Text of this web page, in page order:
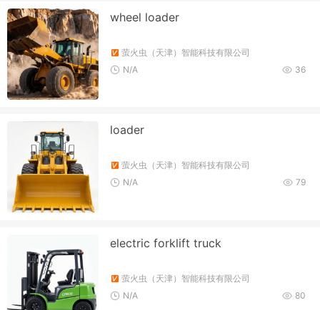
wheel loader
萤火虫（天津）智能科技有限公司
36
N/A
loader
萤火虫（天津）智能科技有限公司
79
N/A
electric forklift truck
萤火虫（天津）智能科技有限公司
80
N/A